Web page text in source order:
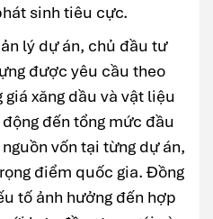
sinh tiêu cực.
lý dự án, chủ đầu tư
được yêu cầu theo
xăng dầu và vật liệu
đến tổng mức đầu
vốn tại từng dự án,
điểm quốc gia. Đồng
tố ảnh hưởng đến hợp